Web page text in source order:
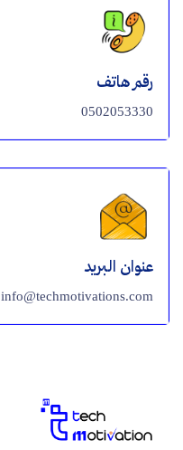
رقم هاتف
0502053330
عنوان البريد
info@techmotivations.com